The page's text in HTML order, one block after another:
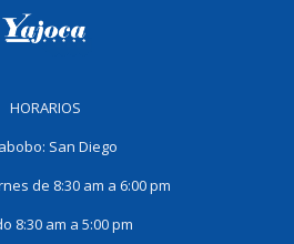
HORARIOS
San Diego
de 8:30 am a 6:00 pm
8:30 am a 5:00 pm